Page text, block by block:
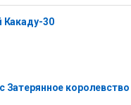
Какаду-30
Затерянное королевство